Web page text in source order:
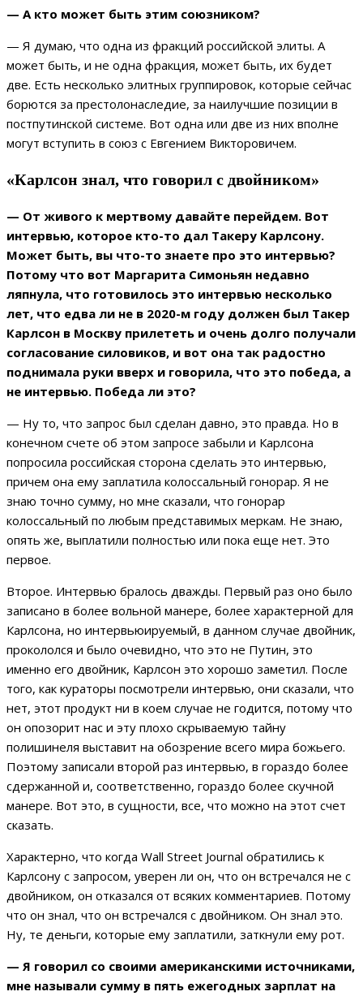
— А кто может быть этим союзником?
— Я думаю, что одна из фракций российской элиты. А
может быть, и не одна фракция, может быть, их будет
две. Есть несколько элитных группировок, которые сейчас
борются за престолонаследие, за наилучшие позиции в
постпутинской системе. Вот одна или две из них вполне
могут вступить в союз с Евгением Викторовичем.
«Карлсон знал, что говорил с двойником»
— От живого к мертвому давайте перейдем. Вот
интервью, которое кто-то дал Такеру Карлсону.
Может быть, вы что-то знаете про это интервью?
Потому что вот Маргарита Симоньян недавно
ляпнула, что готовилось это интервью несколько
лет, что едва ли не в 2020-м году должен был Такер
Карлсон в Москву прилететь и очень долго получали
согласование силовиков, и вот она так радостно
поднимала руки вверх и говорила, что это победа, а
не интервью. Победа ли это?
— Ну то, что запрос был сделан давно, это правда. Но в
конечном счете об этом запросе забыли и Карлсона
попросила российская сторона сделать это интервью,
причем она ему заплатила колоссальный гонорар. Я не
знаю точно сумму, но мне сказали, что гонорар
колоссальный по любым представимых меркам. Не знаю,
опять же, выплатили полностью или пока еще нет. Это
первое.
Второе. Интервью бралось дважды. Первый раз оно было
записано в более вольной манере, более характерной для
Карлсона, но интервьюируемый, в данном случае двойник,
прокололся и было очевидно, что это не Путин, это
именно его двойник, Карлсон это хорошо заметил. После
того, как кураторы посмотрели интервью, они сказали, что
нет, этот продукт ни в коем случае не годится, потому что
он опозорит нас и эту плохо скрываемую тайну
полишинеля выставит на обозрение всего мира божьего.
Поэтому записали второй раз интервью, в гораздо более
сдержанной и, соответственно, гораздо более скучной
манере. Вот это, в сущности, все, что можно на этот счет
сказать.
Характерно, что когда Wall Street Journal обратились к
Карлсону с запросом, уверен ли он, что он встречался не с
двойником, он отказался от всяких комментариев. Потому
что он знал, что он встречался с двойником. Он знал это.
Ну, те деньги, которые ему заплатили, заткнули ему рот.
— Я говорил со своими американскими источниками,
мне называли сумму в пять ежегодных зарплат на